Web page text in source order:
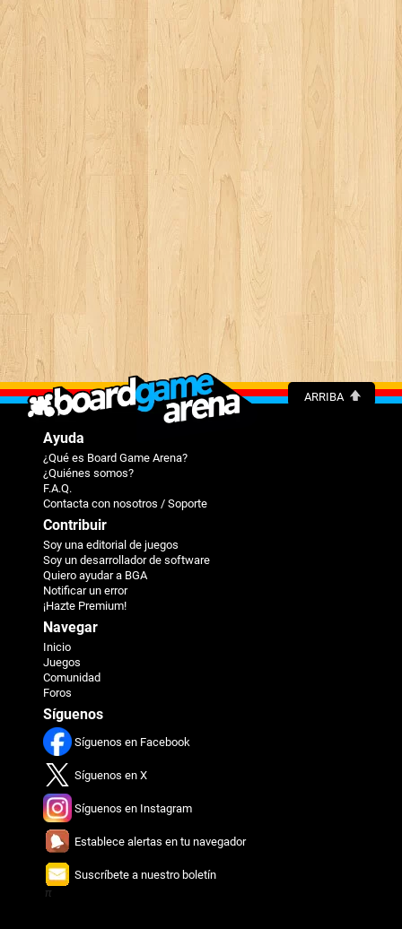
ARRIBA
Ayuda
¿Qué es Board Game Arena?
¿Quiénes somos?
F.A.Q.
Contacta con nosotros / Soporte
Contribuir
Soy una editorial de juegos
Soy un desarrollador de software
Quiero ayudar a BGA
Notificar un error
¡Hazte Premium!
Navegar
Inicio
Juegos
Comunidad
Foros
Síguenos
Síguenos en Facebook
Síguenos en X
Síguenos en Instagram
Establece alertas en tu navegador
Suscríbete a nuestro boletín
π